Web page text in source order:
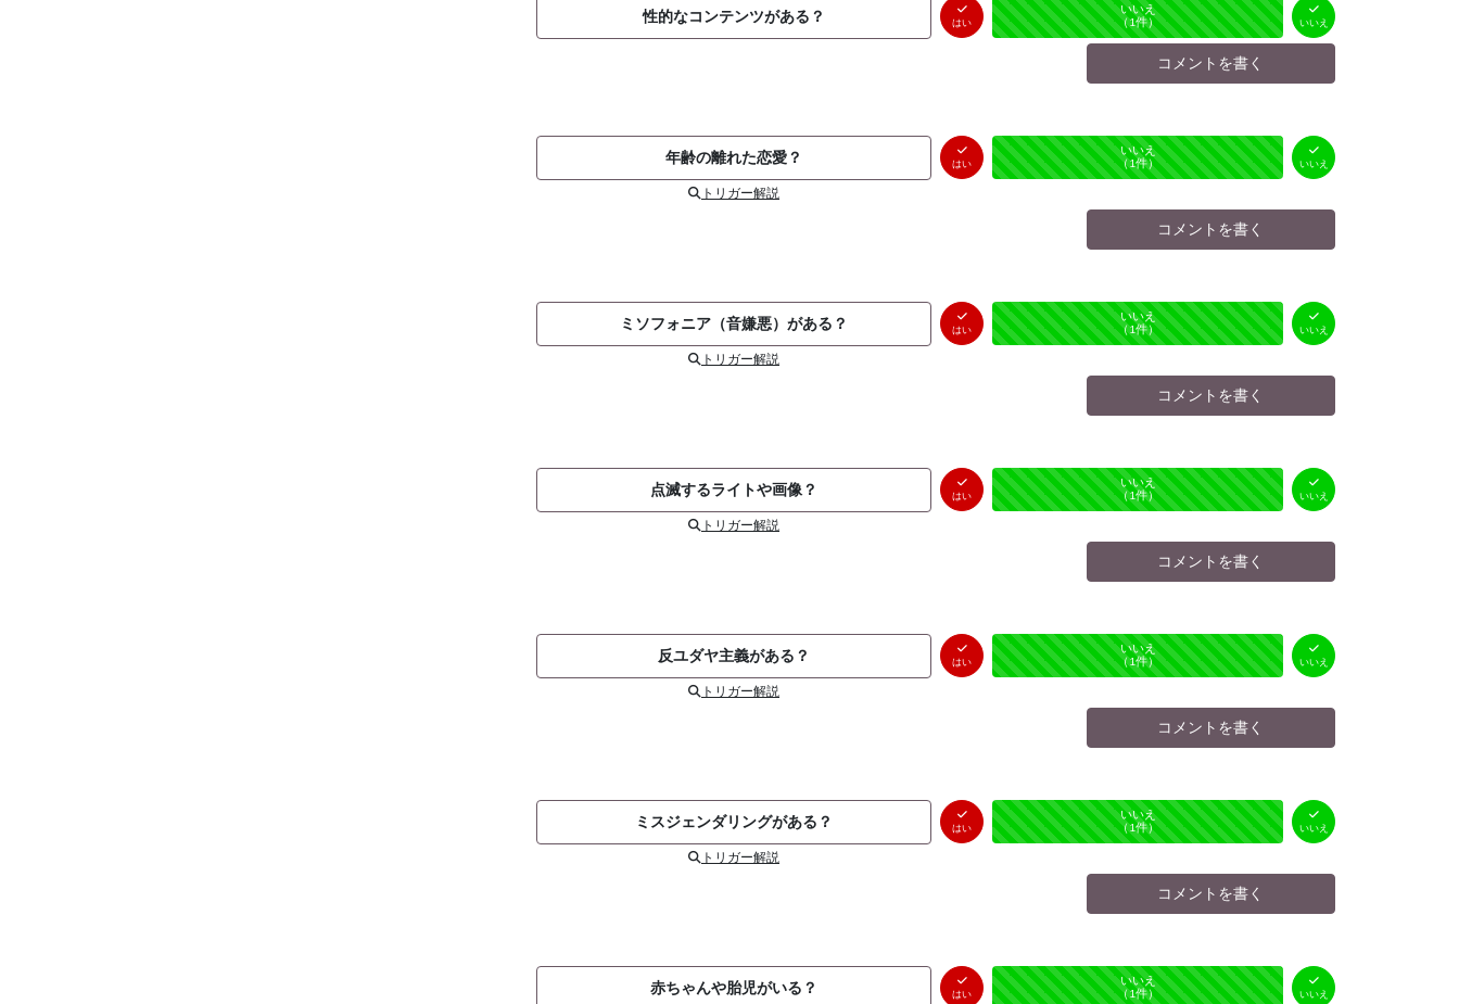
性的なコンテンツがある？ はい
はい
（0件）
未投票
いいえ
（1件） いいえ
コメントを書く
年齢の離れた恋愛？
トリガー解説
はい
はい
（0件）
未投票
いいえ
（1件） いいえ
コメントを書く
ミソフォニア（音嫌悪）がある？
トリガー解説
はい
はい
（0件）
未投票
いいえ
（1件） いいえ
コメントを書く
点滅するライトや画像？
トリガー解説
はい
はい
（0件）
未投票
いいえ
（1件） いいえ
コメントを書く
反ユダヤ主義がある？
トリガー解説
はい
はい
（0件）
未投票
いいえ
（1件） いいえ
コメントを書く
ミスジェンダリングがある？
トリガー解説
はい
はい
（0件）
未投票
いいえ
（1件） いいえ
コメントを書く
赤ちゃんや胎児がいる？ はい
はい
（0件）
未投票
いいえ
（1件） いいえ